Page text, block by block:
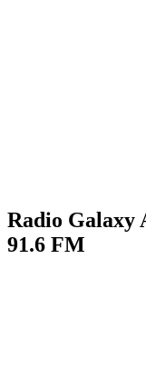
Radio Galaxy
91.6 FM